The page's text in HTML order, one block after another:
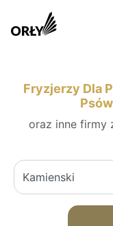
Fryzjerzy Dla
oraz inne firmy